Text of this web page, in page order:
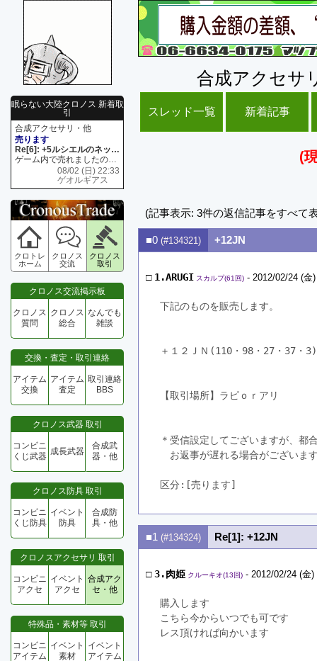
眠らない大陸クロノス 新着取
引
合成アクセサリ・他
売ります
Re[6]: +5ルシエルのネックレス
ゲーム内で売れましたので 在庫がネク1 リング4 となります リングのお値段は80G といたします
08/02 (日) 22:33
ゲオルギアス
クロトレ
ホーム
クロノス
交流
クロノス
取引
クロノス交流掲示板
クロノス
質問
クロノス
総合
なんでも
雑談
交換・査定・取引連絡
アイテム
交換
アイテム
査定
取引連絡
BBS
クロノス武器 取引
コンビニ
くじ武器 成長武器
合成武
器・他
クロノス防具 取引
コンビニ
くじ防具
イベント
防具
合成防
具・他
クロノスアクセサリ 取引
コンビニ
アクセ
イベント
アクセ
合成アク
セ・他
特殊品・素材等 取引
コンビニ
アイテム
イベント
素材
イベント
アイテム
合成アクセサ
スレッド一覧 新着記事
(
(記事表示: 3件の返信記事をすべて
■0 (#134321) +12JN
□ 1.ARUGI スカルプ(61回) - 2012/02/24 (
下記のものを販売します。
＋１２ＪＮ(110・98・27・37・
【取引場所】ラピｏｒアリ
＊受信設定してございますが、都
お返事が遅れる場合がございま
区分:[売ります]
■1 (#134324) Re[1]: +12JN
□3.肉姫 クルーキオ(13回) - 2012/02/24 (金
購入します
こちら今からいつでも可です
レス頂ければ向かいます